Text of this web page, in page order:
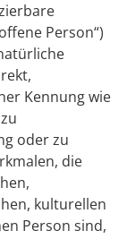
Person“)
Kennung wie
oder zu
die
kulturellen
Person sind,